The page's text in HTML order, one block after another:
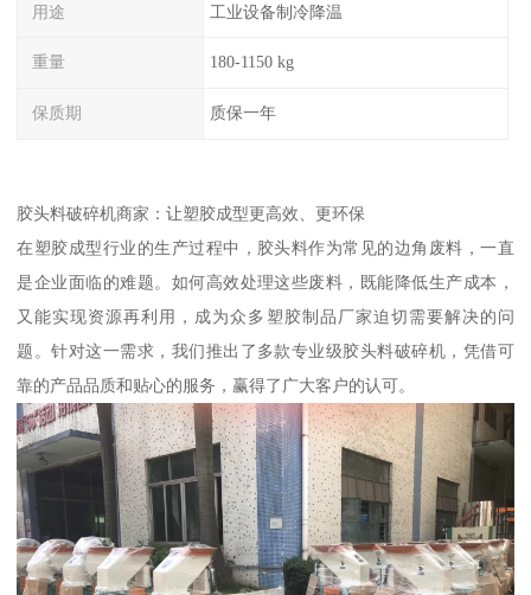
用途 工业设备制冷降温
重量 180-1150 kg
保质期 质保一年
胶头料破碎机商家：让塑胶成型更高效、更环保
在塑胶成型行业的生产过程中，胶头料作为常见的边角废料，一直
是企业面临的难题。如何高效处理这些废料，既能降低生产成本，
又能实现资源再利用，成为众多塑胶制品厂家迫切需要解决的问
题。针对这一需求，我们推出了多款专业级胶头料破碎机，凭借可
靠的产品品质和贴心的服务，赢得了广大客户的认可。